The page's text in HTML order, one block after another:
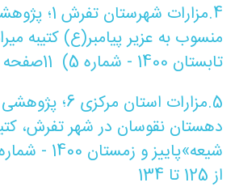
4.
مزارات
منسوب به عزیر پیامبر(ع) کتیبه
تابستان 1400 - شماره 5
(
11صفحه - از
5.
مزارات استان
دهستان نقوسان در شهر تفرش،
شیعه»پاییز و زمستان 1400 - شماره 6
از 125 تا 134